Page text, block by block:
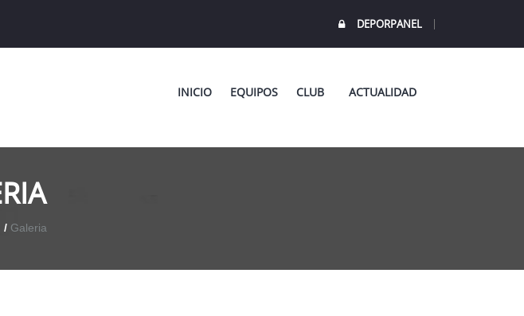
DEPORPANEL
INICIO EQUIPOS CLUB ACTUALIDAD
Galeria